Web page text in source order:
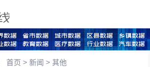
首页 >新闻 >其他